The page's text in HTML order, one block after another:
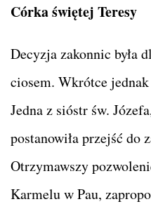
Córka świętej Teresy
Decyzja zakonnic była
ciosem. Wkrótce
Jedna z sióstr św.
postanowiła przejść do
Otrzymawszy
Karmelu w Pau,